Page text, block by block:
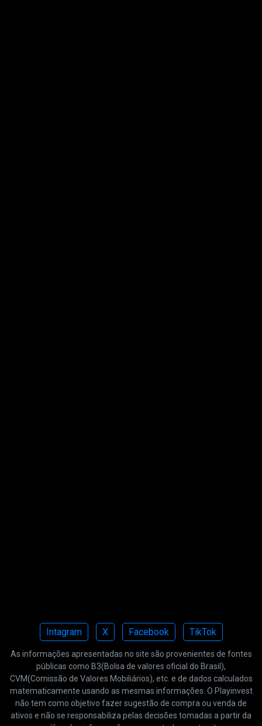
Intagram X Facebook TikTok
As informações apresentadas no site são provenientes de fontes
públicas como B3(Bolsa de valores oficial do Brasil),
CVM(Comissão de Valores Mobiliários), etc. e de dados calculados
matematicamente usando as mesmas informações. O Playinvest
não tem como objetivo fazer sugestão de compra ou venda de
ativos e não se responsabiliza pelas decisões tomadas a partir da